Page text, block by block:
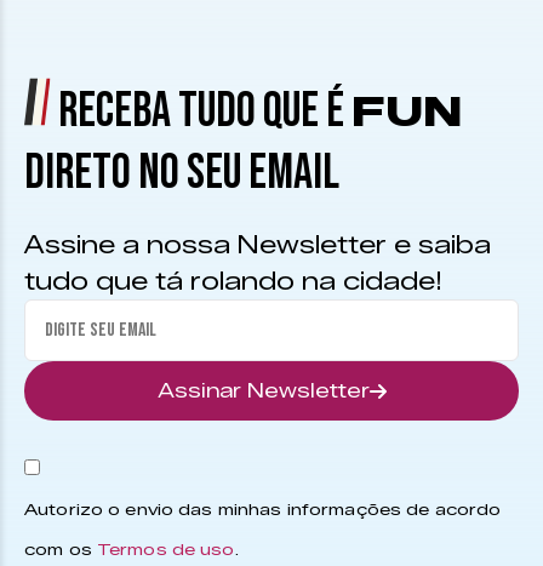
RECEBA TUDO QUE É FUN
DIRETO NO SEU EMAIL
Assine a nossa Newsletter e saiba
tudo que tá rolando na cidade!
Assinar Newsletter
Autorizo o envio das minhas informações de acordo
com os Termos de uso.